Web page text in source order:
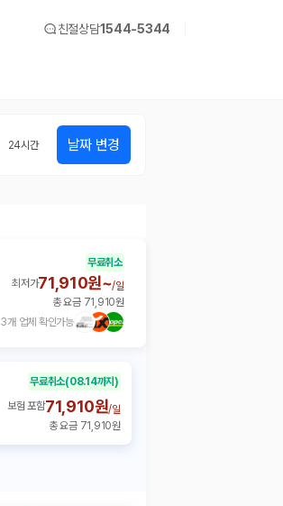
친절상담1544-5344
24시간 날짜 변경
3개 업체 확인가능
무료취소
최저가71,910원~/일
총 요금 71,910원
무료취소(08.14까지)
보험 포함71,910원/일
총 요금 71,910원